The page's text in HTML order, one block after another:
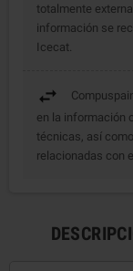
totalmente
información se
Icecat.
en la información
técnicas, así
relacionadas con